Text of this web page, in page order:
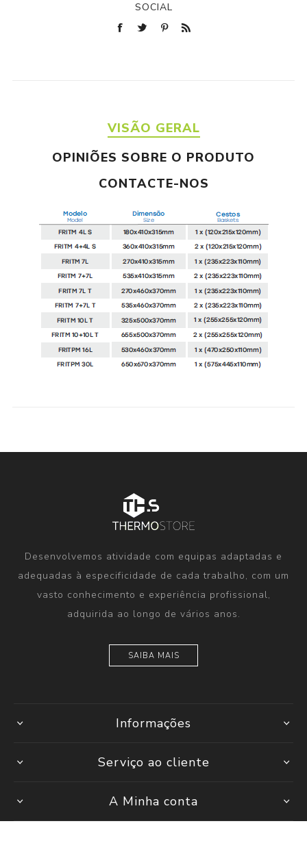
SOCIAL
VISÃO GERAL
OPINIÕES SOBRE O PRODUTO
CONTACTE-NOS
Desenvolvemos atividade com equipas adaptadas e
adequadas à especificidade de cada trabalho, com um
vasto conhecimento e experiência profissional,
adquirida ao longo de vários anos.
SAIBA MAIS
Informações
Serviço ao cliente
A Minha conta